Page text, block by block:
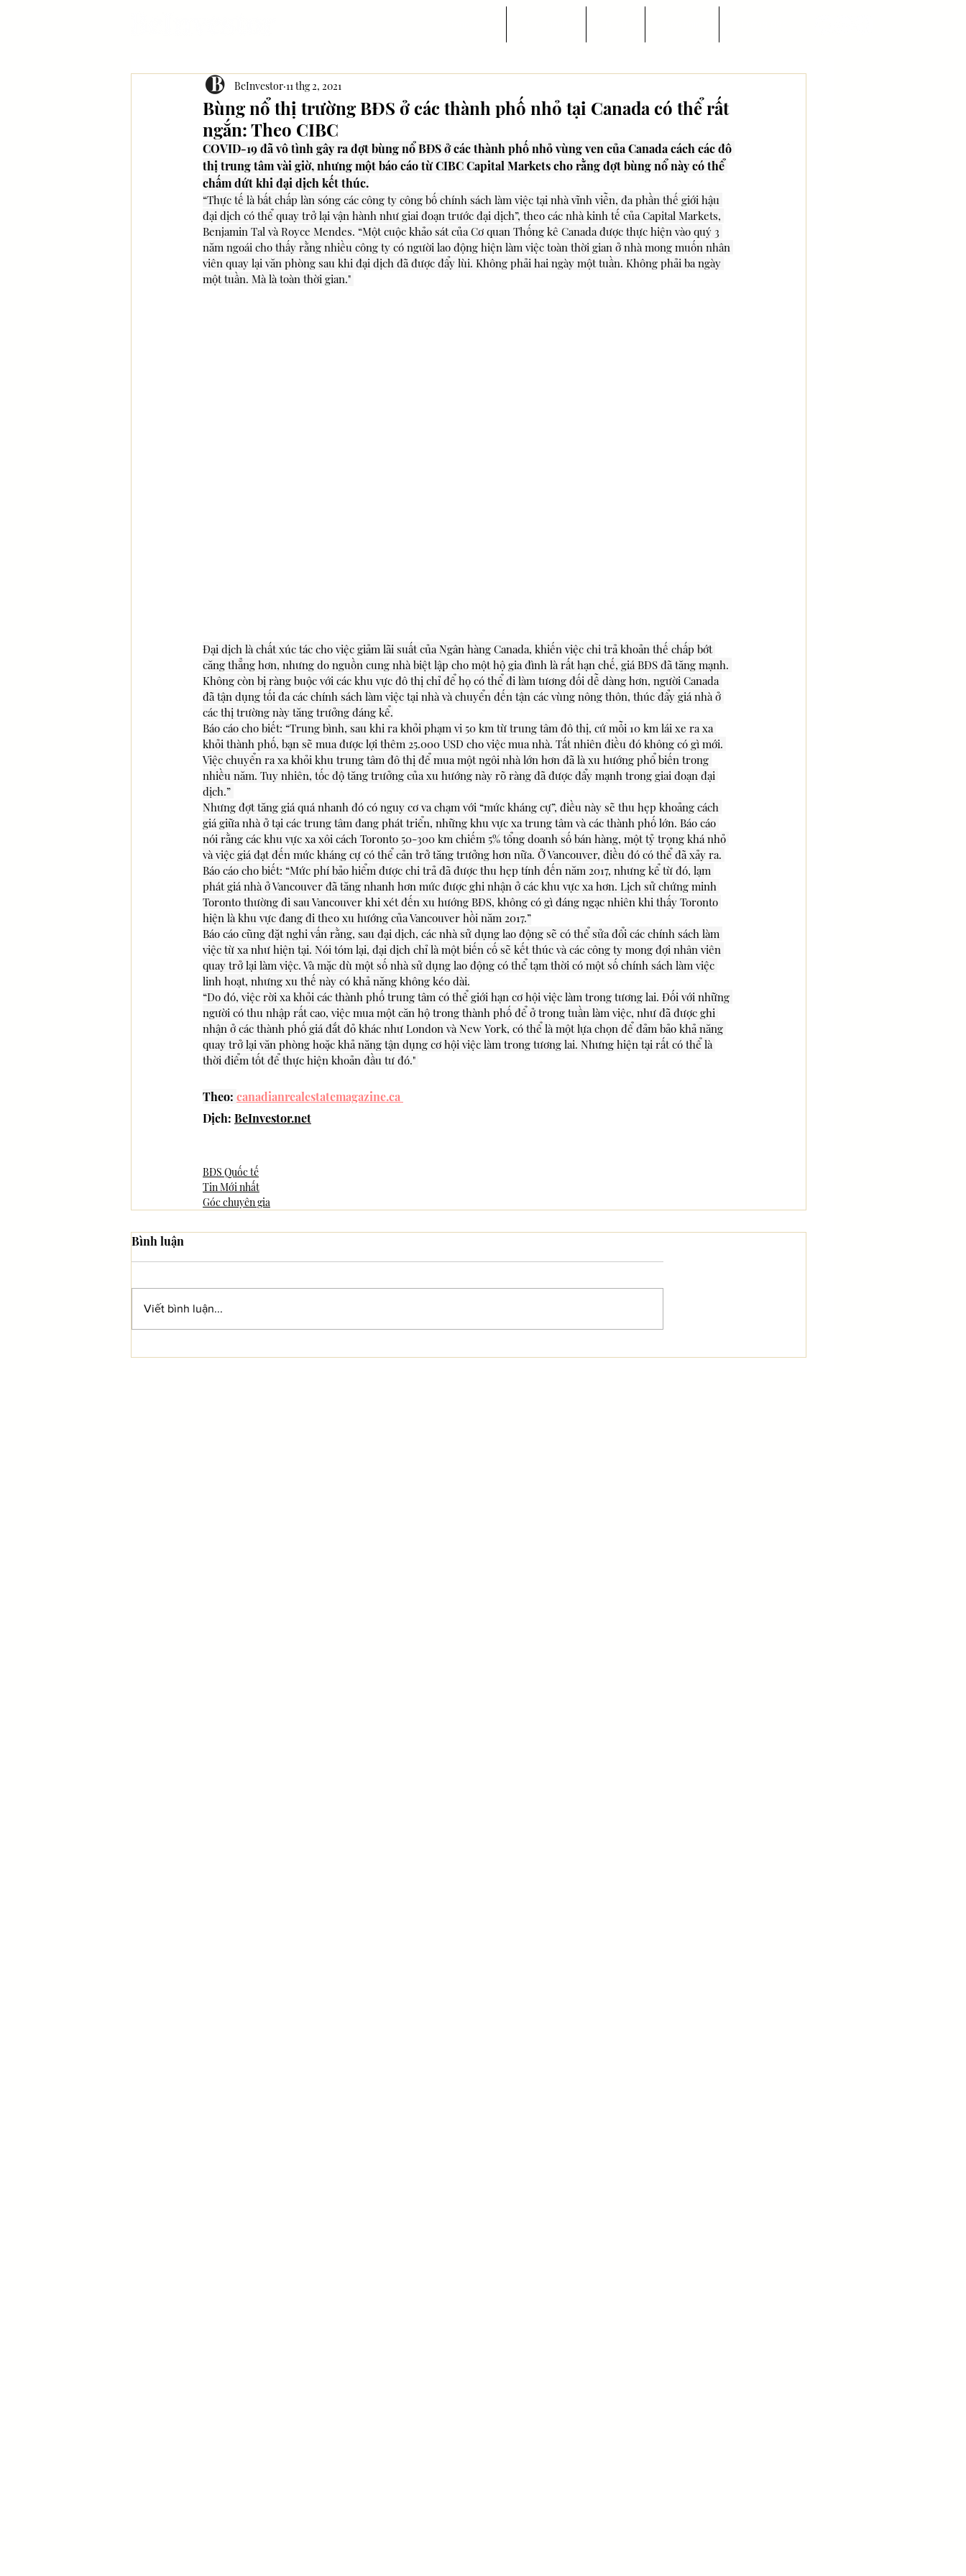
Bùng nổ thị trường BĐS ở các thành phố nhỏ tại Canada có thể rất
ngắn: Theo CIBC
BeInvestor 11 thg 2, 2021
COVID-19 đã vô tình gây ra đợt bùng nổ BĐS ở các thành phố nhỏ vùng ven của Canada cách các đô
thị trung tâm vài giờ, nhưng một báo cáo từ CIBC Capital Markets cho rằng đợt bùng nổ này có thể
chấm dứt khi đại dịch kết thúc.
“Thực tế là bất chấp làn sóng các công ty công bố chính sách làm việc tại nhà vĩnh viễn, đa phần thế giới hậu
đại dịch có thể quay trở lại vận hành như giai đoạn trước đại dịch”, theo các nhà kinh tế của Capital Markets,
Benjamin Tal và Royce Mendes. “Một cuộc khảo sát của Cơ quan Thống kê Canada được thực hiện vào quý 3
năm ngoái cho thấy rằng nhiều công ty có người lao động hiện làm việc toàn thời gian ở nhà mong muốn nhân
viên quay lại văn phòng sau khi đại dịch đã được đẩy lùi. Không phải hai ngày một tuần. Không phải ba ngày
một tuần. Mà là toàn thời gian."
Đại dịch là chất xúc tác cho việc giảm lãi suất của Ngân hàng Canada, khiến việc chi trả khoản thế chấp bớt
căng thẳng hơn, nhưng do nguồn cung nhà biệt lập cho một hộ gia đình là rất hạn chế, giá BĐS đã tăng mạnh.
Không còn bị ràng buộc với các khu vực đô thị chỉ để họ có thể đi làm tương đối dễ dàng hơn, người Canada
đã tận dụng tối đa các chính sách làm việc tại nhà và chuyển đến tận các vùng nông thôn, thúc đẩy giá nhà ở
các thị trường này tăng trưởng đáng kể.
Báo cáo cho biết: “Trung bình, sau khi ra khỏi phạm vi 50 km từ trung tâm đô thị, cứ mỗi 10 km lái xe ra xa
khỏi thành phố, bạn sẽ mua được lợi thêm 25.000 USD cho việc mua nhà. Tất nhiên điều đó không có gì mới.
Việc chuyển ra xa khỏi khu trung tâm đô thị để mua một ngôi nhà lớn hơn đã là xu hướng phổ biến trong
nhiều năm. Tuy nhiên, tốc độ tăng trưởng của xu hướng này rõ ràng đã được đẩy mạnh trong giai đoạn đại
dịch.”
Nhưng đợt tăng giá quá nhanh đó có nguy cơ va chạm với “mức kháng cự”, điều này sẽ thu hẹp khoảng cách
giá giữa nhà ở tại các trung tâm đang phát triển, những khu vực xa trung tâm và các thành phố lớn. Báo cáo
nói rằng các khu vực xa xôi cách Toronto 50-300 km chiếm 5% tổng doanh số bán hàng, một tỷ trọng khá nhỏ
và việc giá đạt đến mức kháng cự có thể cản trở tăng trưởng hơn nữa. Ở Vancouver, điều đó có thể đã xảy ra.
Báo cáo cho biết: “Mức phí bảo hiểm được chi trả đã được thu hẹp tính đến năm 2017, nhưng kể từ đó, lạm
phát giá nhà ở Vancouver đã tăng nhanh hơn mức được ghi nhận ở các khu vực xa hơn. Lịch sử chứng minh
Toronto thường đi sau Vancouver khi xét đến xu hướng BĐS, không có gì đáng ngạc nhiên khi thấy Toronto
hiện là khu vực đang đi theo xu hướng của Vancouver hồi năm 2017.”
Báo cáo cũng đặt nghi vấn rằng, sau đại dịch, các nhà sử dụng lao động sẽ có thể sửa đổi các chính sách làm
việc từ xa như hiện tại. Nói tóm lại, đại dịch chỉ là một biến cố sẽ kết thúc và các công ty mong đợi nhân viên
quay trở lại làm việc. Và mặc dù một số nhà sử dụng lao động có thể tạm thời có một số chính sách làm việc
linh hoạt, nhưng xu thế này có khả năng không kéo dài.
“Do đó, việc rời xa khỏi các thành phố trung tâm có thể giới hạn cơ hội việc làm trong tương lai. Đối với những
người có thu nhập rất cao, việc mua một căn hộ trong thành phố để ở trong tuần làm việc, như đã được ghi
nhận ở các thành phố giá đắt đỏ khác như London và New York, có thể là một lựa chọn để đảm bảo khả năng
quay trở lại văn phòng hoặc khả năng tận dụng cơ hội việc làm trong tương lai. Nhưng hiện tại rất có thể là
thời điểm tốt để thực hiện khoản đầu tư đó."
Theo: canadianrealestatemagazine.ca
Dịch: BeInvestor.net
BĐS Quốc tế
Tin Mới nhất
Góc chuyên gia
Bình luận
Viết bình luận...